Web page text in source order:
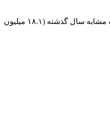
بارنامه صادر شده انجام شده است که نسبت به مدت مشابه سال گذشته (۱۸.۱ میلیون